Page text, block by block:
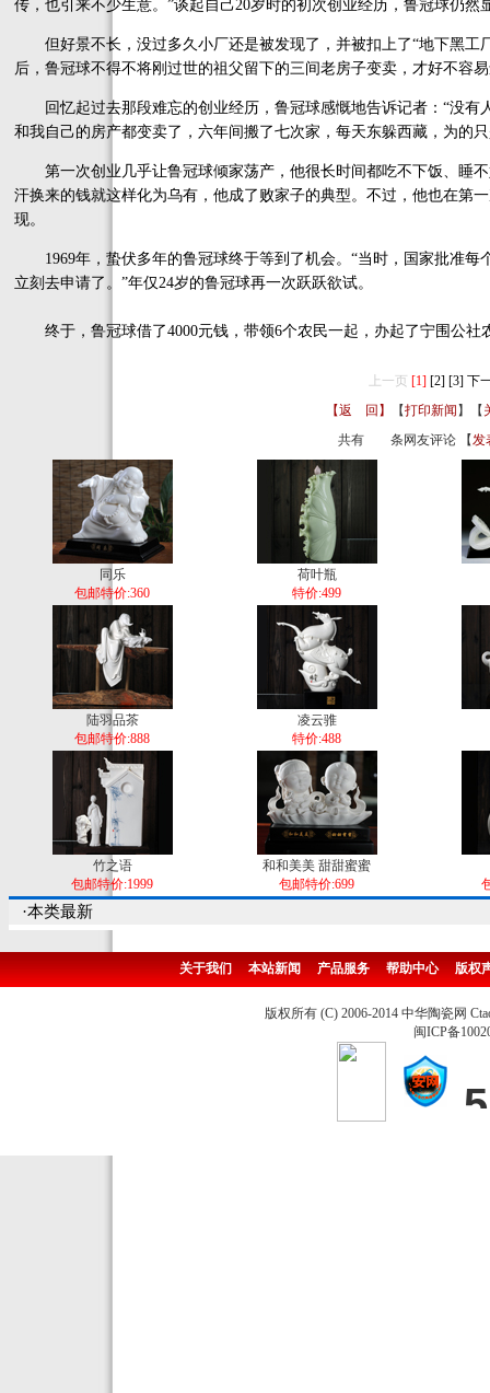
传，也引来不少生意。”谈起自己20岁时的初次创业经历，鲁冠球仍然
但好景不长，没过多久小厂还是被发现了，并被扣上了“地下黑工
后，鲁冠球不得不将刚过世的祖父留下的三间老房子变卖，才好不容
回忆起过去那段难忘的创业经历，鲁冠球感慨地告诉记者：“没有
和我自己的房产都变卖了，六年间搬了七次家，每天东躲西藏，为的
第一次创业几乎让鲁冠球倾家荡产，他很长时间都吃不下饭、睡
汗换来的钱就这样化为乌有，他成了败家子的典型。不过，他也在第
现。
1969年，蛰伏多年的鲁冠球终于等到了机会。“当时，国家批准每
立刻去申请了。”年仅24岁的鲁冠球再一次跃跃欲试。
终于，鲁冠球借了4000元钱，带领6个农民一起，办起了宁围公社
上一页 [1] [2] [3] 下
【返 回】
【打印新闻 】【
共有
条网友评论 【发
同乐
包邮特价:360
荷叶瓶
特价:499
陆羽品茶
包邮特价:888
凌云骓
特价:488
竹之语
包邮特价:1999
和和美美 甜甜蜜蜜
包邮特价:699
·本类最新
关于我们 本站新闻 产品服务 帮助中心 版权
版权所有 (C) 2006-2014 中华陶瓷网
闽ICP备